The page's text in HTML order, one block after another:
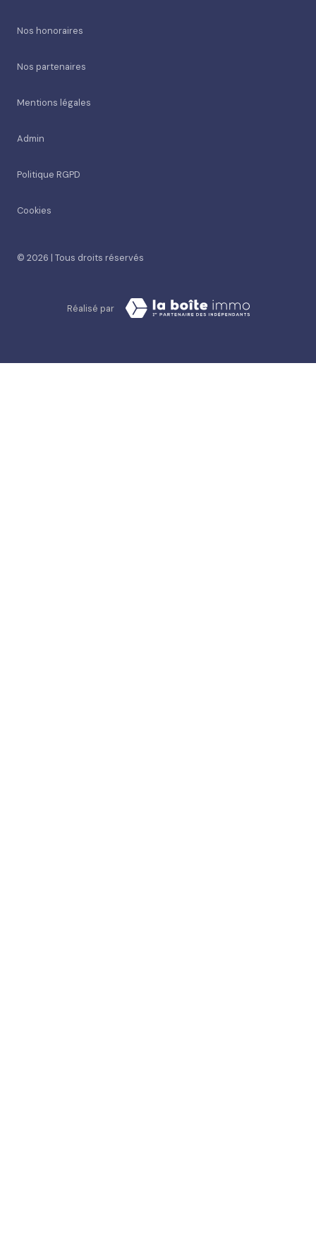
Nos honoraires
Nos partenaires
Mentions légales
Admin
Politique RGPD
Cookies
© 2026 | Tous droits réservés
Réalisé par